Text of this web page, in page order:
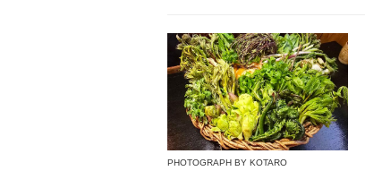
PHOTOGRAPH BY KOTARO